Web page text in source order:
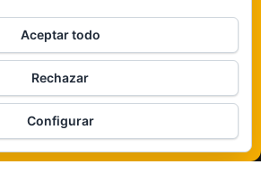
De ninguna manera
Veámos que hay aquí
Política de cookies
aWordPress |Tema:Envo Magazine
Aceptar todo
Rechazar
Configurar